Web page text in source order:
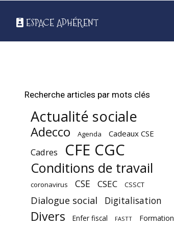
ESPACE ADHÉRENT
Recherche articles par mots clés
Actualité sociale
Adecco Agenda Cadeaux CSE
Cadres CFE CGC
Conditions de travail
coronavirus CSE CSEC CSSCT
Dialogue social Digitalisation
Divers Enfer fiscal FASTT Formation